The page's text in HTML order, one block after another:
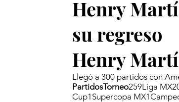
Henry
su regreso
Henry
Llegó a 300 partidos con
PartidosTorneo259Liga
Cup1Supercopa